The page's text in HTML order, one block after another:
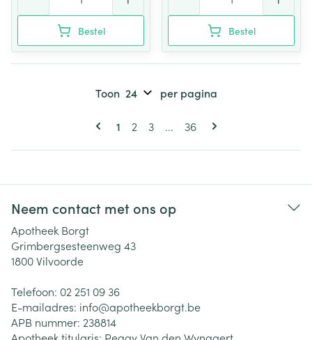
Bestel Bestel
Pagina's
U lees momenteel pagina
1 Pagina
2 Pagina
3 ... Pagina
36
Toon per pagina
Neem contact met ons op
Apotheek Borgt
Grimbergsesteenweg 43
1800Vilvoorde
Telefoon: 02 251 09 36
E-mailadres: info@apotheekborgt.be
APB nummer: 238814